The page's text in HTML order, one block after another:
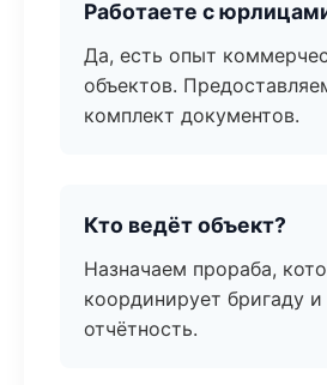
Работаете с
Да, есть опыт
объектов.
комплект документов.
Кто ведёт объект?
Назначаем прораба,
координирует бригаду и
отчётность.